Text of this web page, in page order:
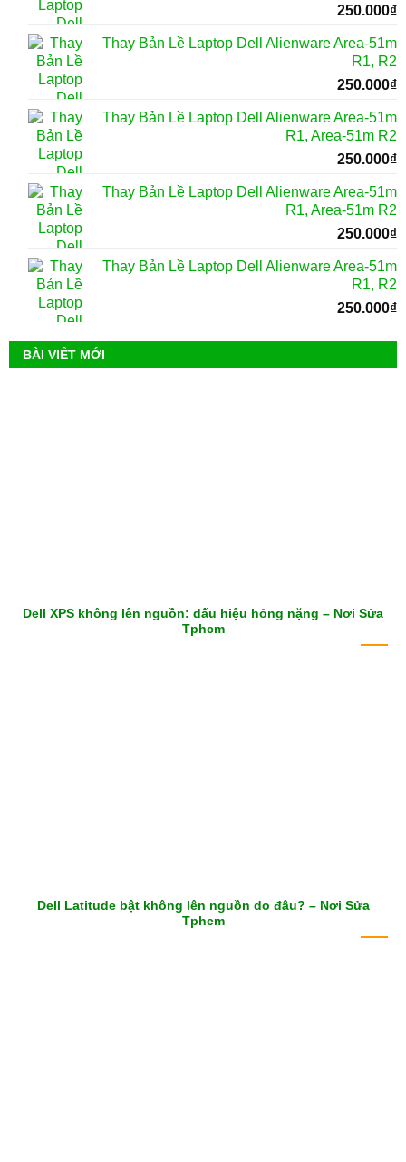
250.000₫
Thay Bản Lề Laptop Dell Alienware Area-51m
R1, R2
250.000₫
Thay Bản Lề Laptop Dell Alienware Area-51m
R1, Area-51m R2
250.000₫
Thay Bản Lề Laptop Dell Alienware Area-51m
R1, Area-51m R2
250.000₫
Thay Bản Lề Laptop Dell Alienware Area-51m
R1, R2
250.000₫
BÀI VIẾT MỚI
Dell XPS không lên nguồn: dấu hiệu hỏng nặng – Nơi Sửa
Tphcm
Dell Latitude bật không lên nguồn do đâu? – Nơi Sửa
Tphcm